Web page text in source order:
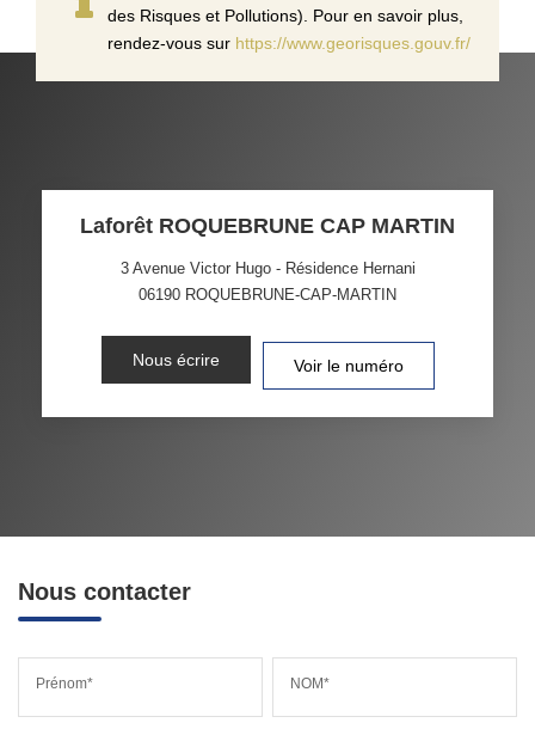
des Risques et Pollutions). Pour en savoir plus,
rendez-vous sur https://www.georisques.gouv.fr/
Laforêt ROQUEBRUNE CAP MARTIN
3 Avenue Victor Hugo - Résidence Hernani
06190 ROQUEBRUNE-CAP-MARTIN
Nous écrire Voir le numéro
Nous contacter
Prénom* NOM*